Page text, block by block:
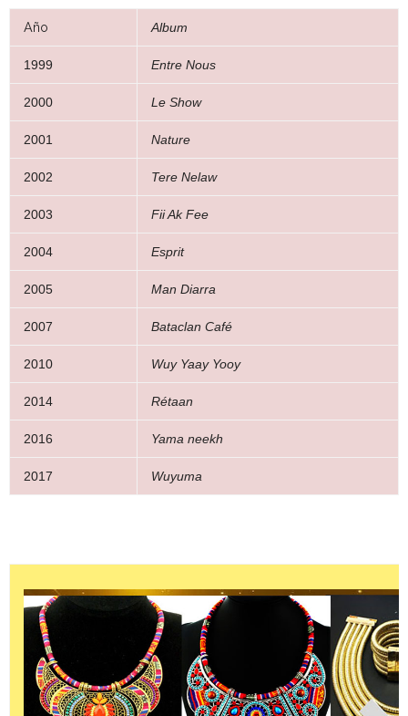
Año Album
1999 Entre Nous
2000 Le Show
2001 Nature
2002 Tere Nelaw
2003 Fii Ak Fee
2004 Esprit
2005 Man Diarra
2007 Bataclan Café
2010 Wuy Yaay Yooy
2014 Rétaan
2016 Yama neekh
2017 Wuyuma